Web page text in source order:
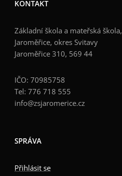
KONTAKT
Základní škola a mateřská škola,
Jaroměřice, okres Svitavy
Jaroměřice 310, 569 44
IČO: 70985758
Tel: 776 718 555
info@zsjaromerice.cz
SPRÁVA
Přihlásit se